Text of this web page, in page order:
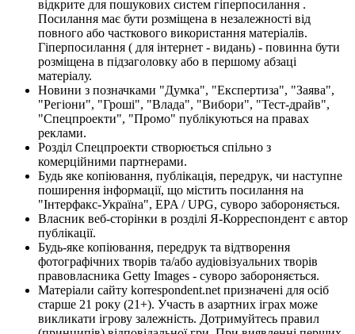
відкрите для пошукових систем гіперпосилання .
Посилання має бути розміщена в незалежності від
повного або часткового використання матеріалів.
Гіперпосилання ( для інтернет - видань) - повинна бути
розміщена в підзаголовку або в першому абзаці
матеріалу.
Новини з позначками "Думка", "Експертиза", "Заява",
"Регіони", "Гроші", "Влада", "Вибори", "Тест-драйв",
"Спецпроекти", "Промо" публікуються на правах
реклами.
Розділ Спецпроекти створюється спільно з
комерційними партнерами.
Будь яке копіювання, публікація, передрук, чи наступне
поширення інформації, що містить посилання на
"Інтерфакс-Україна", EPA / UPG, суворо забороняється.
Власник веб-сторінки в розділі Я-Корреспондент є автор
публікації.
Будь-яке копіювання, передрук та відтворення
фотографічних творів та/або аудіовізуальних творів
правовласника Getty Images - суворо забороняється.
Матеріали сайту korrespondent.net призначені для осіб
старше 21 року (21+). Участь в азартних іграх може
викликати ігрову залежність. Дотримуйтесь правил